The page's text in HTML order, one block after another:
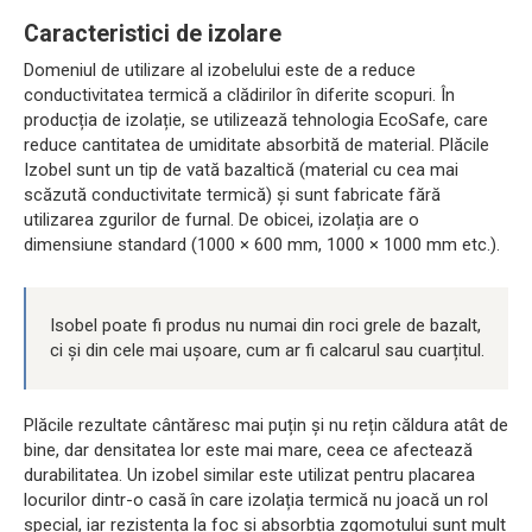
Caracteristici de izolare
Domeniul de utilizare al izobelului este de a reduce
conductivitatea termică a clădirilor în diferite scopuri. În
producția de izolație, se utilizează tehnologia EcoSafe, care
reduce cantitatea de umiditate absorbită de material. Plăcile
Izobel sunt un tip de vată bazaltică (material cu cea mai
scăzută conductivitate termică) și sunt fabricate fără
utilizarea zgurilor de furnal. De obicei, izolația are o
dimensiune standard (1000 × 600 mm, 1000 × 1000 mm etc.).
Isobel poate fi produs nu numai din roci grele de bazalt,
ci și din cele mai ușoare, cum ar fi calcarul sau cuarțitul.
Plăcile rezultate cântăresc mai puțin și nu rețin căldura atât de
bine, dar densitatea lor este mai mare, ceea ce afectează
durabilitatea. Un izobel similar este utilizat pentru placarea
locurilor dintr-o casă în care izolația termică nu joacă un rol
special, iar rezistența la foc și absorbția zgomotului sunt mult